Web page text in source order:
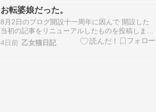
お転婆娘だった。
8月2日のブログ開設十一周年に因んで 開設した
当初の記事をリニューアルしたものを投稿します
姐さんがまだ生後9か月でお転婆娘だった頃の出
来事です この頃はまだ 体重が3.5キロくらいで身
4日前 乙女猫日記